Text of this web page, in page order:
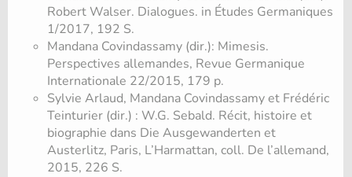
Robert Walser. Dialogues. in Études Germaniques
1/2017, 192 S.
Mandana Covindassamy (dir.): Mimesis.
Perspectives allemandes, Revue Germanique
Internationale 22/2015, 179 p.
Sylvie Arlaud, Mandana Covindassamy et Frédéric
Teinturier (dir.) : W.G. Sebald. Récit, histoire et
biographie dans Die Ausgewanderten et
Austerlitz, Paris, L’Harmattan, coll. De l’allemand,
2015, 226 S.